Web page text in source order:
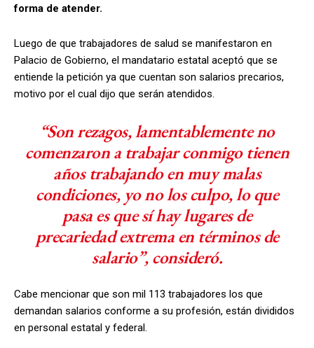
forma de atender.
Luego de que trabajadores de salud se manifestaron en
Palacio de Gobierno, el mandatario estatal aceptó que se
entiende la petición ya que cuentan son salarios precarios,
motivo por el cual dijo que serán atendidos.
“Son rezagos, lamentablemente no
comenzaron a trabajar conmigo tienen
años trabajando en muy malas
condiciones, yo no los culpo, lo que
pasa es que sí hay lugares de
precariedad extrema en términos de
salario”, consideró.
Cabe mencionar que son mil 113 trabajadores los que
demandan salarios conforme a su profesión, están divididos
en personal estatal y federal.